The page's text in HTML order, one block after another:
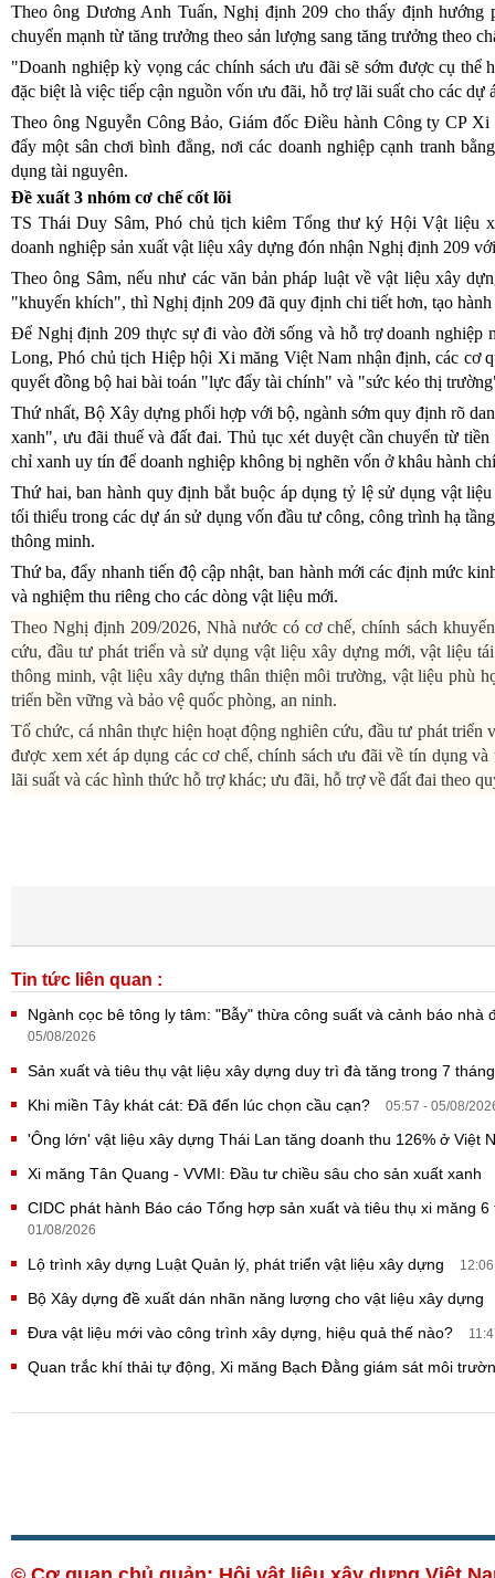
Theo ông Dương Anh Tuấn, Nghị định 209 cho thấy định hướng
chuyển mạnh từ tăng trưởng theo sản lượng sang tăng trưởng theo
"Doanh nghiệp kỳ vọng các chính sách ưu đãi sẽ sớm được cụ thể
đặc biệt là việc tiếp cận nguồn vốn ưu đãi, hỗ trợ lãi suất cho các
Theo ông Nguyễn Công Bảo, Giám đốc Điều hành Công ty CP
đẩy một sân chơi bình đẳng, nơi các doanh nghiệp cạnh tranh
dụng tài nguyên.
Đề xuất 3 nhóm cơ chế cốt lõi
TS Thái Duy Sâm, Phó chủ tịch kiêm Tổng thư ký Hội Vật liệu
doanh nghiệp sản xuất vật liệu xây dựng đón nhận Nghị định 209
Theo ông Sâm, nếu như các văn bản pháp luật về vật liệu xây
"khuyến khích", thì Nghị định 209 đã quy định chi tiết hơn, tạo
Để Nghị định 209 thực sự đi vào đời sống và hỗ trợ doanh nghiệp
Long, Phó chủ tịch Hiệp hội Xi măng Việt Nam nhận định, các cơ
quyết đồng bộ hai bài toán "lực đẩy tài chính" và "sức kéo thị
Thứ nhất, Bộ Xây dựng phối hợp với bộ, ngành sớm quy định rõ
xanh", ưu đãi thuế và đất đai. Thủ tục xét duyệt cần chuyển từ
chỉ xanh uy tín để doanh nghiệp không bị nghẽn vốn ở khâu hành
Thứ hai, ban hành quy định bắt buộc áp dụng tỷ lệ sử dụng vật
tối thiểu trong các dự án sử dụng vốn đầu tư công, công trình hạ
thông minh.
Thứ ba, đẩy nhanh tiến độ cập nhật, ban hành mới các định mức
và nghiệm thu riêng cho các dòng vật liệu mới.
Theo Nghị định 209/2026, Nhà nước có cơ chế, chính sách
cứu, đầu tư phát triển và sử dụng vật liệu xây dựng mới, vật liệu
thông minh, vật liệu xây dựng thân thiện môi trường, vật liệu phù
triển bền vững và bảo vệ quốc phòng, an ninh.
Tổ chức, cá nhân thực hiện hoạt động nghiên cứu, đầu tư phát triển
được xem xét áp dụng các cơ chế, chính sách ưu đãi về tín dụng
lãi suất và các hình thức hỗ trợ khác; ưu đãi, hỗ trợ về đất đai theo
Tin tức liên quan :
Ngành cọc bê tông ly tâm: "Bẫy" thừa công suất và cảnh báo
05/08/2026
Sản xuất và tiêu thụ vật liệu xây dựng duy trì đà tăng trong 7
Khi miền Tây khát cát: Đã đến lúc chọn cầu cạn?
05:57 - 05/08/
'Ông lớn' vật liệu xây dựng Thái Lan tăng doanh thu 126% ở Việt
Xi măng Tân Quang - VVMI: Đầu tư chiều sâu cho sản xuất xanh
CIDC phát hành Báo cáo Tổng hợp sản xuất và tiêu thụ xi măng
01/08/2026
Lộ trình xây dựng Luật Quản lý, phát triển vật liệu xây dựng
Bộ Xây dựng đề xuất dán nhãn năng lượng cho vật liệu xây dựng
Đưa vật liệu mới vào công trình xây dựng, hiệu quả thế nào?
Quan trắc khí thải tự động, Xi măng Bạch Đằng giám sát môi